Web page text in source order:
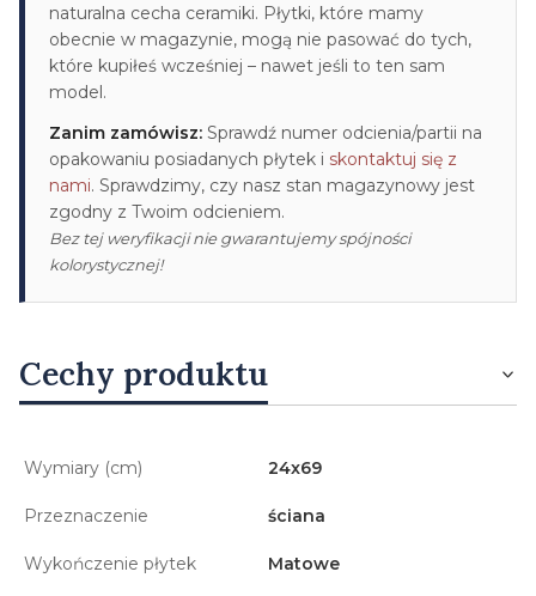
naturalna cecha ceramiki. Płytki, które mamy
obecnie w magazynie, mogą nie pasować do tych,
które kupiłeś wcześniej – nawet jeśli to ten sam
model.
Zanim zamówisz: Sprawdź numer odcienia/partii na
opakowaniu posiadanych płytek i skontaktuj się z
nami. Sprawdzimy, czy nasz stan magazynowy jest
zgodny z Twoim odcieniem.
Bez tej weryfikacji nie gwarantujemy spójności
kolorystycznej!
Cechy produktu
Wymiary (cm) 24x69
Przeznaczenie ściana
Wykończenie płytek Matowe